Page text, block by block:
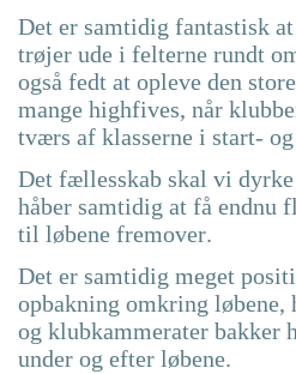
Det er samtidig fantastisk at
trøjer ude i felterne rundt
også fedt at opleve den
mange highfives, når
tværs af klasserne i start-
Det fællesskab skal vi dyrke
håber samtidig at få endnu
til løbene fremover.
Det er samtidig meget
opbakning omkring
og klubkammerater bakker
under og efter løbene.